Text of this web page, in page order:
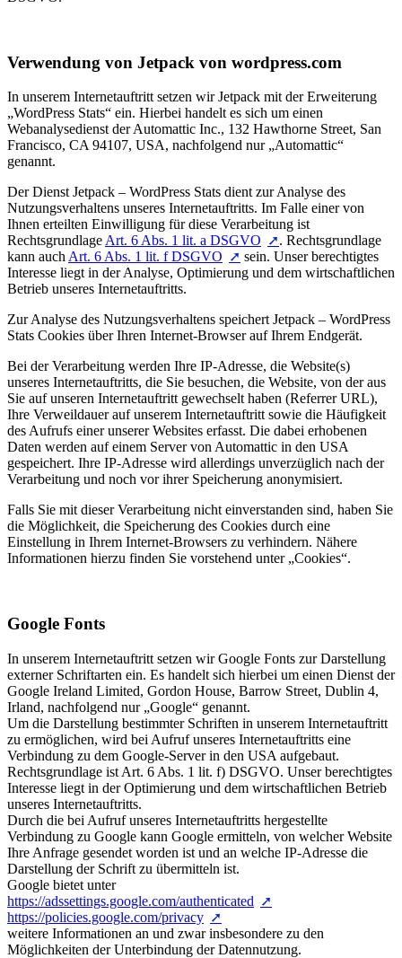
Verwendung von Jetpack von wordpress.com
In unserem Internetauftritt setzen wir Jetpack mit der Erweiterung
„WordPress Stats“ ein. Hierbei handelt es sich um einen
Webanalysedienst der Automattic Inc., 132 Hawthorne Street, San
Francisco, CA 94107, USA, nachfolgend nur „Automattic“
genannt.
Der Dienst Jetpack – WordPress Stats dient zur Analyse des
Nutzungsverhaltens unseres Internetauftritts. Im Falle einer von
Ihnen erteilten Einwilligung für diese Verarbeitung ist
Rechtsgrundlage Art. 6 Abs. 1 lit. a DSGVO
. Rechtsgrundlage
kann auch Art. 6 Abs. 1 lit. f DSGVO
sein. Unser berechtigtes
Interesse liegt in der Analyse, Optimierung und dem wirtschaftlichen
Betrieb unseres Internetauftritts.
Zur Analyse des Nutzungsverhaltens speichert Jetpack – WordPress
Stats Cookies über Ihren Internet-Browser auf Ihrem Endgerät.
Bei der Verarbeitung werden Ihre IP-Adresse, die Website(s)
unseres Internetauftritts, die Sie besuchen, die Website, von der aus
Sie auf unseren Internetauftritt gewechselt haben (Referrer URL),
Ihre Verweildauer auf unserem Internetauftritt sowie die Häufigkeit
des Aufrufs einer unserer Websites erfasst. Die dabei erhobenen
Daten werden auf einem Server von Automattic in den USA
gespeichert. Ihre IP-Adresse wird allerdings unverzüglich nach der
Verarbeitung und noch vor ihrer Speicherung anonymisiert.
Falls Sie mit dieser Verarbeitung nicht einverstanden sind, haben Sie
die Möglichkeit, die Speicherung des Cookies durch eine
Einstellung in Ihrem Internet-Browsers zu verhindern. Nähere
Informationen hierzu finden Sie vorstehend unter „Cookies“.
Google Fonts
In unserem Internetauftritt setzen wir Google Fonts zur Darstellung
externer Schriftarten ein. Es handelt sich hierbei um einen Dienst der
Google Ireland Limited, Gordon House, Barrow Street, Dublin 4,
Irland, nachfolgend nur „Google“ genannt.
Um die Darstellung bestimmter Schriften in unserem Internetauftritt
zu ermöglichen, wird bei Aufruf unseres Internetauftritts eine
Verbindung zu dem Google-Server in den USA aufgebaut.
Rechtsgrundlage ist Art. 6 Abs. 1 lit. f) DSGVO. Unser berechtigtes
Interesse liegt in der Optimierung und dem wirtschaftlichen Betrieb
unseres Internetauftritts.
Durch die bei Aufruf unseres Internetauftritts hergestellte
Verbindung zu Google kann Google ermitteln, von welcher Website
Ihre Anfrage gesendet worden ist und an welche IP-Adresse die
Darstellung der Schrift zu übermitteln ist.
Google bietet unter
https://adssettings.google.com/authenticated
https://policies.google.com/privacy
weitere Informationen an und zwar insbesondere zu den
Möglichkeiten der Unterbindung der Datennutzung.